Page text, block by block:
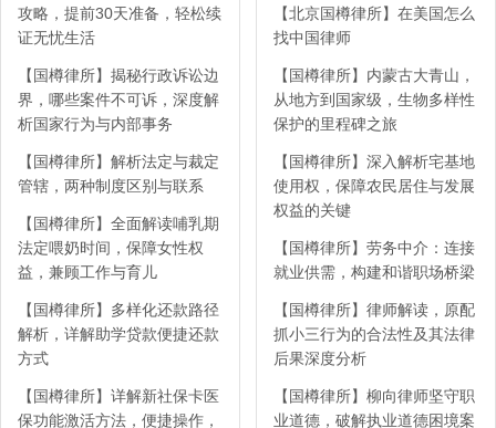
攻略，提前30天准备，轻松续
证无忧生活
【国樽律所】揭秘行政诉讼边
界，哪些案件不可诉，深度解
析国家行为与内部事务
【国樽律所】解析法定与裁定
管辖，两种制度区别与联系
【国樽律所】全面解读哺乳期
法定喂奶时间，保障女性权
益，兼顾工作与育儿
【国樽律所】多样化还款路径
解析，详解助学贷款便捷还款
方式
【国樽律所】详解新社保卡医
保功能激活方法，便捷操作，
【北京国樽律所】在美国怎么
找中国律师
【国樽律所】内蒙古大青山，
从地方到国家级，生物多样性
保护的里程碑之旅
【国樽律所】深入解析宅基地
使用权，保障农民居住与发展
权益的关键
【国樽律所】劳务中介：连接
就业供需，构建和谐职场桥梁
【国樽律所】律师解读，原配
抓小三行为的合法性及其法律
后果深度分析
【国樽律所】柳向律师坚守职
业道德，破解执业道德困境案